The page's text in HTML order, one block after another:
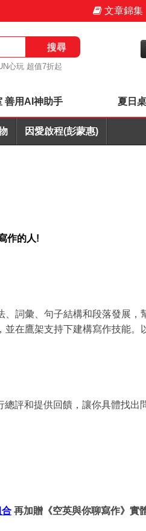
文章錦集
搜尋
心玩 超值7折起
善用AI神助手 夏日
因愛啟程(彭蒙惠)
作的人!
詞彙、句子結構和段落發展，
在鷹架支持下建構寫作技能。
評和提供回饋，讓你具體找出
合 再加贈《空英與你聊寫作》實